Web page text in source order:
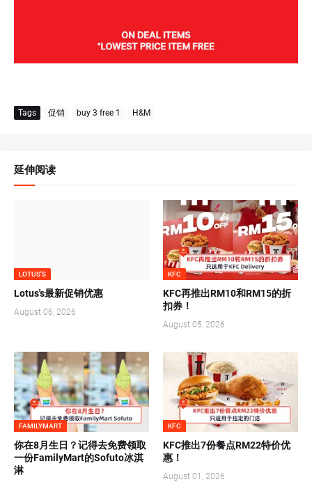
Tags 促销 buy 3 free 1 H&M
延伸阅读
LOTUS'S
Lotus's最新促销优惠
August 06, 2026
KFC
KFC再推出RM10和RM15的折
扣券！
August 05, 2026
FAMILYMART
你在8月生日？记得去免费领取
一份FamilyMart的Sofuto冰淇
淋
KFC
KFC推出7份餐点RM22特价优
惠！
August 01, 2026